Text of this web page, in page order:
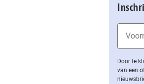
Door te
van een